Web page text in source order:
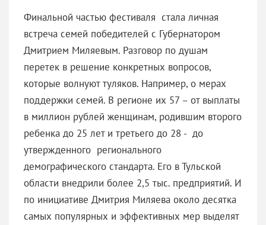
Финальной частью фестиваля стала личная
встреча семей победителей с Губернатором
Дмитрием Миляевым. Разговор по душам
перетек в решение конкретных вопросов,
которые волнуют туляков. Например, о мерах
поддержки семей. В регионе их 57 – от выплаты
в миллион рублей женщинам, родившим второго
ребенка до 25 лет и третьего до 28 - до
утвержденного регионального
демографического стандарта. Его в Тульской
области внедрили более 2,5 тыс. предприятий. И
по инициативе Дмитрия Миляева около десятка
самых популярных и эффективных мер выделят